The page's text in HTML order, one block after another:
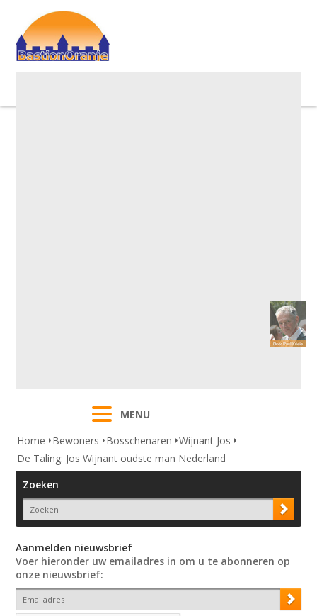
MENU
Home
Bewoners Bosschenaren Wijnant Jos
De Taling: Jos Wijnant oudste man Nederland
Zoeken
Aanmelden nieuwsbrief
Voer hieronder uw emailadres in om u te abonneren op
onze nieuwsbrief: